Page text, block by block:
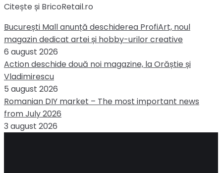
Citește și BricoRetail.ro
București Mall anunță deschiderea ProfiArt, noul
magazin dedicat artei și hobby-urilor creative
6 august 2026
Action deschide două noi magazine, la Orăștie și
Vladimirescu
5 august 2026
Romanian DIY market – The most important news
from July 2026
3 august 2026